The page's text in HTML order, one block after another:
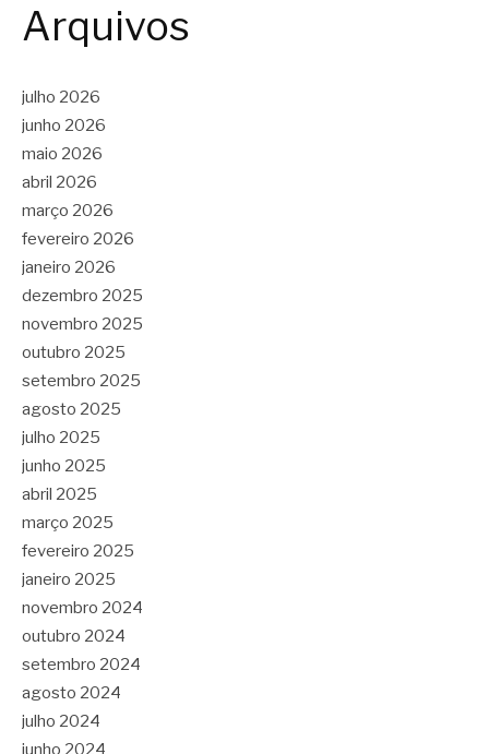
Arquivos
julho 2026
junho 2026
maio 2026
abril 2026
março 2026
fevereiro 2026
janeiro 2026
dezembro 2025
novembro 2025
outubro 2025
setembro 2025
agosto 2025
julho 2025
junho 2025
abril 2025
março 2025
fevereiro 2025
janeiro 2025
novembro 2024
outubro 2024
setembro 2024
agosto 2024
julho 2024
junho 2024